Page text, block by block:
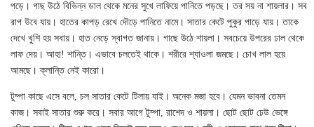
পড়ে। গাছ উঠে বিভিন্ন ডাল থেকে মনের সুখে লাফিয়ে পানিতে পড়ছে। তর সয় না শায়লার। সব
রাগ উবে যায়। হাতের কাপড় রেখে দৌড়ে পানিতে নামে। সাতার কেটে পুকুর পাড়ে যায়। তাকে
দেখে খুশি হয় সবায়। হাত নেড়ে স্বাগত জানায়। গাছে উঠে শায়লা। সবচেয়ে উপরের ঢাল থেকে
লাফ দেয়। আহা! শান্তি। এভাবে চলতেই থাকে। শরীরে শ্যাওলা জমছে। চোখ লাল হয়ে
আমছে। ক্লান্তি নেই কারো।
টুম্পা কাছে এসে বলে, চল সাতার কেটে টিলায় যাই। অনেক মজা হবে। যেমন ভাবনা তেমন
কাজ। সবাই সাতার শুরু করে। সবার আগে টুম্পা, রাশেদ ও শায়লা। ছোট ছোট ঢেউ ভেঙ্গে